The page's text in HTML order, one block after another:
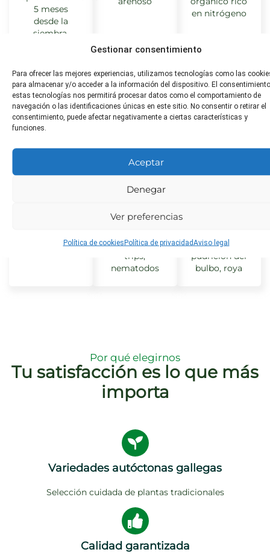
Gestionar consentimiento
Para ofrecer las mejores experiencias, utilizamos tecnologías como las
para almacenar y/o acceder a la información del dispositivo. El
estas tecnologías nos permitirá procesar datos como el comportamiento de
navegación o las identificaciones únicas en este sitio. No consentir o retirar el
consentimiento, puede afectar negativamente a ciertas características y
funciones.
Aceptar
Denegar
Ver preferencias
Política de cookiesPolítica de privacidadAviso legal
5 meses
desde la
siembra.
en nitrógeno
Distancia
de
trasplante
plantas
Toxicidad
No tóxico
para
¿Apta
para
animales?
para
Plagas
Pulgones,
trips,
nematodos
Moho blanco,
pudrición del
bulbo, roya
Por qué elegirnos
Tu satisfacción es lo que más
importa
Variedades autóctonas gallegas
Selección cuidada de plantas tradicionales
Calidad garantizada